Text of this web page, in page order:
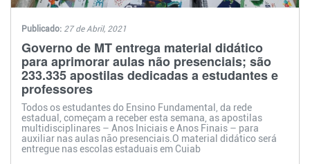
Publicado: 27 de Abril, 2021
Governo de MT entrega material didático
para aprimorar aulas não presenciais; são
233.335 apostilas dedicadas a estudantes e
professores
Todos os estudantes do Ensino Fundamental, da rede
estadual, começam a receber esta semana, as apostilas
multidisciplinares – Anos Iniciais e Anos Finais – para
auxiliar nas aulas não presenciais.O material didático será
entregue nas escolas estaduais em Cuiab